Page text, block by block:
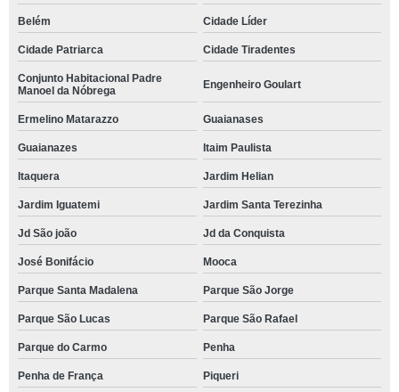
Belém Cidade Líder
Cidade Patriarca Cidade Tiradentes
Conjunto Habitacional Padre
Manoel da Nóbrega
Engenheiro Goulart
Ermelino Matarazzo Guaianases
Guaianazes Itaim Paulista
Itaquera Jardim Helian
Jardim Iguatemi Jardim Santa Terezinha
Jd São joão Jd da Conquista
José Bonifácio Mooca
Parque Santa Madalena Parque São Jorge
Parque São Lucas Parque São Rafael
Parque do Carmo Penha
Penha de França Piqueri